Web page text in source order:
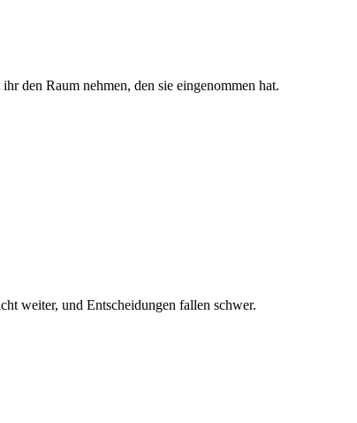
den Raum nehmen, den sie eingenommen hat.
weiter, und Entscheidungen fallen schwer.